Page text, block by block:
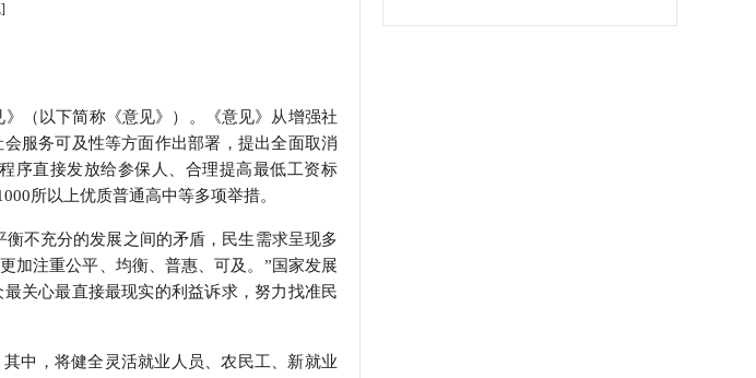
]
（以下简称《意见》）。《意见》从增强社
服务可及性等方面作出部署，提出全面取消
序直接发放给参保人、合理提高最低工资标
所以上优质普通高中等多项举措。
不充分的发展之间的矛盾，民生需求呈现多
加注重公平、均衡、普惠、可及。”国家发展
关心最直接最现实的利益诉求，努力找准民
中，将健全灵活就业人员、农民工、新就业